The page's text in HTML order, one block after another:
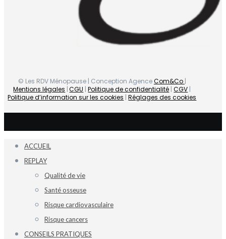
© Les RDV Ménopause | Conception AgenceCom&Co |
Mentions légales |CGU |Politique de confidentialité |CGV |
Politique d’information sur les cookies |Réglages des cookies
ACCUEIL
REPLAY
Qualité de vie
Santé osseuse
Risque cardiovasculaire
Risque cancers
CONSEILS PRATIQUES